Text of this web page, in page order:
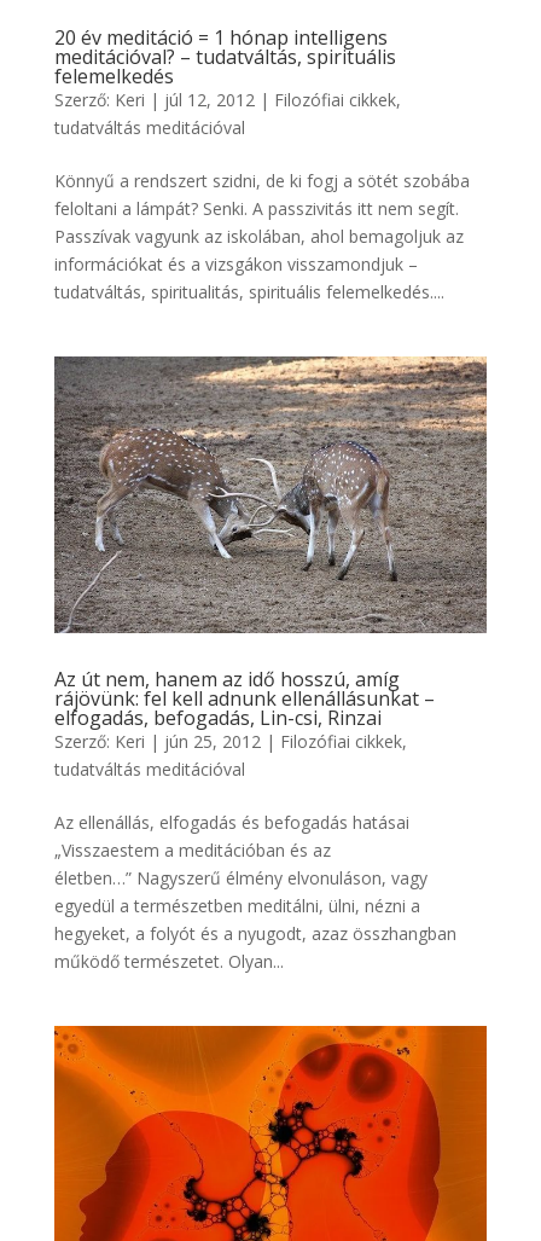
20 év meditáció = 1 hónap intelligens
meditációval? – tudatváltás, spirituális
felemelkedés
Szerző: Keri | júl 12, 2012| Filozófiai cikkek,
tudatváltás meditációval
Könnyű a rendszert szidni, de ki fogj a sötét szobába
feloltani a lámpát? Senki. A passzivitás itt nem segít.
Passzívak vagyunk az iskolában, ahol bemagoljuk az
információkat és a vizsgákon visszamondjuk –
tudatváltás, spiritualitás, spirituális felemelkedés....
Az út nem, hanem az idő hosszú, amíg
rájövünk: fel kell adnunk ellenállásunkat –
elfogadás, befogadás, Lin-csi, Rinzai
Szerző: Keri | jún 25, 2012| Filozófiai cikkek,
tudatváltás meditációval
Az ellenállás, elfogadás és befogadás hatásai
„Visszaestem a meditációban és az
életben…” Nagyszerű élmény elvonuláson, vagy
egyedül a természetben meditálni, ülni, nézni a
hegyeket, a folyót és a nyugodt, azaz összhangban
működő természetet. Olyan...